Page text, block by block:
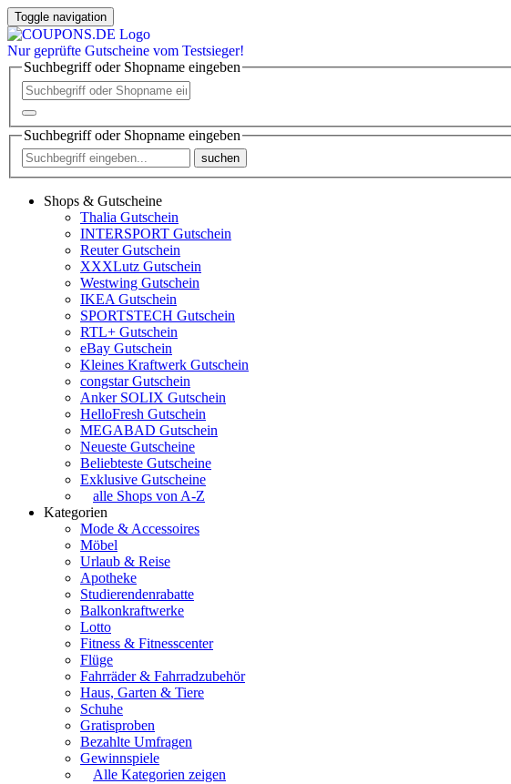
Toggle navigation
Nur geprüfte Gutscheine vom Testsieger!
Suchbegriff oder Shopname eingeben
Suchbegriff oder Shopname eingeben
suchen
Shops & Gutscheine
Thalia Gutschein
INTERSPORT Gutschein
Reuter Gutschein
XXXLutz Gutschein
Westwing Gutschein
IKEA Gutschein
SPORTSTECH Gutschein
RTL+ Gutschein
eBay Gutschein
Kleines Kraftwerk Gutschein
congstar Gutschein
Anker SOLIX Gutschein
HelloFresh Gutschein
MEGABAD Gutschein
Neueste Gutscheine
Beliebteste Gutscheine
Exklusive Gutscheine
alle Shops von A-Z
Kategorien
Mode & Accessoires
Möbel
Urlaub & Reise
Apotheke
Studierendenrabatte
Balkonkraftwerke
Lotto
Fitness & Fitnesscenter
Flüge
Fahrräder & Fahrradzubehör
Haus, Garten & Tiere
Schuhe
Gratisproben
Bezahlte Umfragen
Gewinnspiele
Alle Kategorien zeigen